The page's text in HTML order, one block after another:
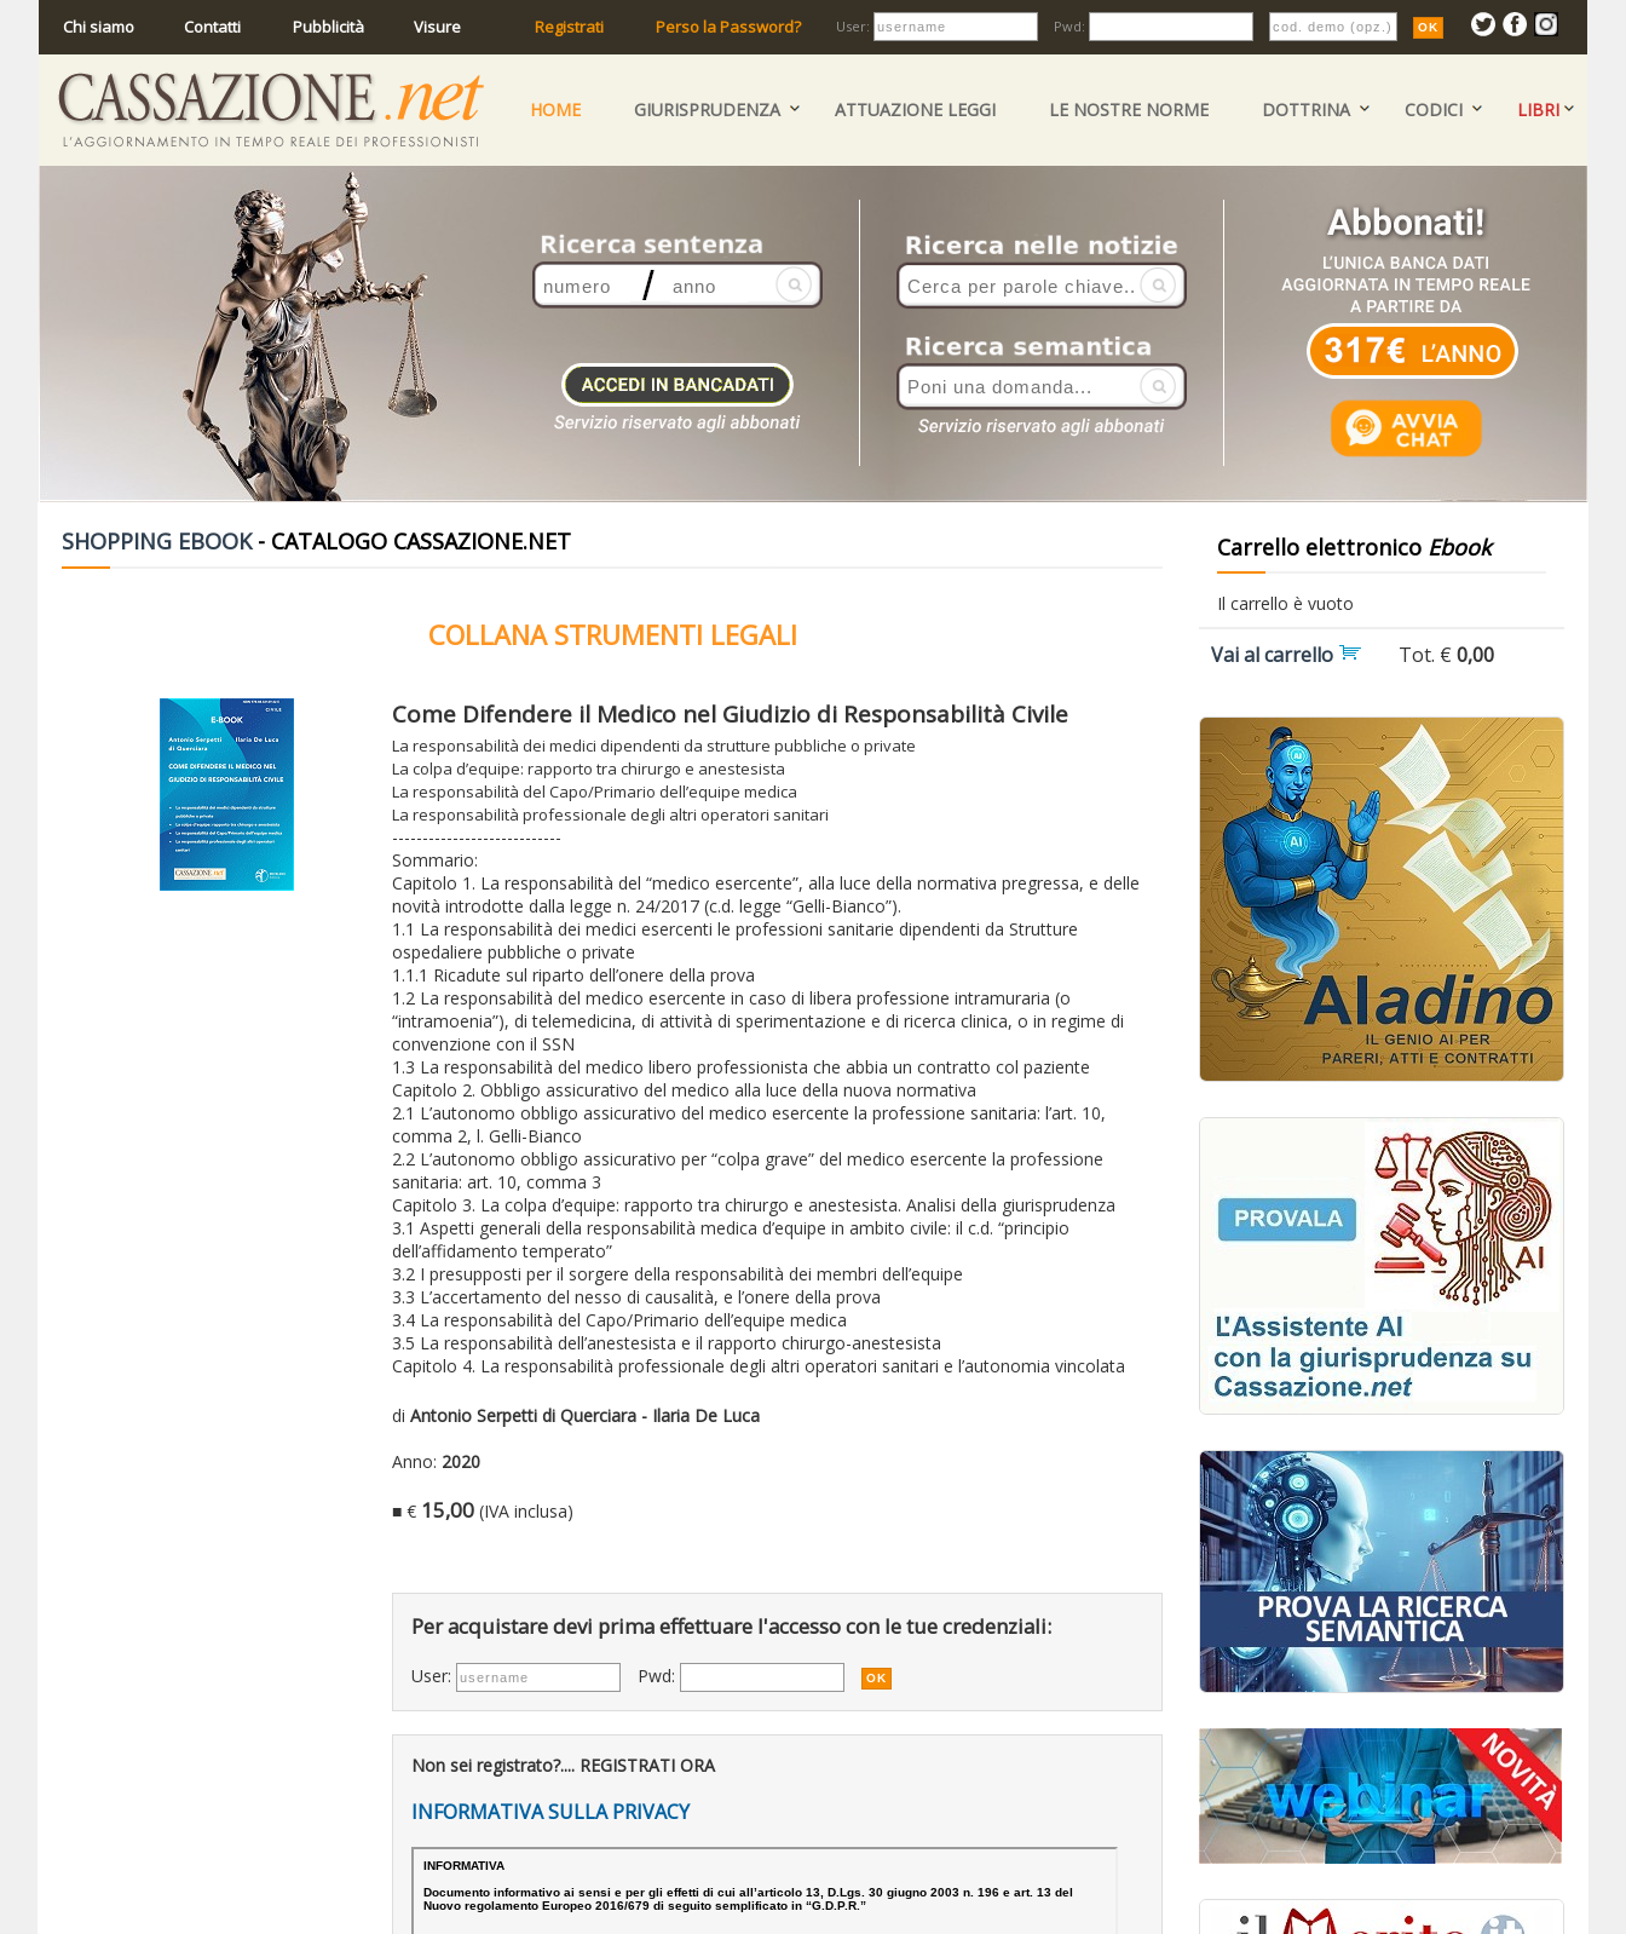
Chi siamo Contatti Pubblicità Visure Registrati Perso la Password? User: Pwd:
HOME GIURISPRUDENZA ATTUAZIONE LEGGI LE NOSTRE NORME DOTTRINA CODICI LIBRI
SHOPPING EBOOK- CATALOGO CASSAZIONE.NET
COLLANA STRUMENTI LEGALI
Come Difendere il Medico nel Giudizio di Responsabilità Civile
La responsabilità dei medici dipendenti da strutture pubbliche o private
La colpa d’equipe: rapporto tra chirurgo e anestesista
La responsabilità del Capo/Primario dell’equipe medica
La responsabilità professionale degli altri operatori sanitari
----------------------------
Sommario:
Capitolo 1. La responsabilità del “medico esercente”, alla luce della normativa pregressa, e delle
novità introdotte dalla legge n. 24/2017 (c.d. legge “Gelli-Bianco”).
1.1 La responsabilità dei medici esercenti le professioni sanitarie dipendenti da Strutture
ospedaliere pubbliche o private
1.1.1 Ricadute sul riparto dell’onere della prova
1.2 La responsabilità del medico esercente in caso di libera professione intramuraria (o
“intramoenia”), di telemedicina, di attività di sperimentazione e di ricerca clinica, o in regime di
convenzione con il SSN
1.3 La responsabilità del medico libero professionista che abbia un contratto col paziente
Capitolo 2. Obbligo assicurativo del medico alla luce della nuova normativa
2.1 L’autonomo obbligo assicurativo del medico esercente la professione sanitaria: l’art. 10,
comma 2, l. Gelli-Bianco
2.2 L’autonomo obbligo assicurativo per “colpa grave” del medico esercente la professione
sanitaria: art. 10, comma 3
Capitolo 3. La colpa d’equipe: rapporto tra chirurgo e anestesista. Analisi della giurisprudenza
3.1 Aspetti generali della responsabilità medica d’equipe in ambito civile: il c.d. “principio
dell’affidamento temperato”
3.2 I presupposti per il sorgere della responsabilità dei membri dell’equipe
3.3 L’accertamento del nesso di causalità, e l’onere della prova
3.4 La responsabilità del Capo/Primario dell’equipe medica
3.5 La responsabilità dell’anestesista e il rapporto chirurgo-anestesista
Capitolo 4. La responsabilità professionale degli altri operatori sanitari e l’autonomia vincolata
di Antonio Serpetti di Querciara - Ilaria De Luca
Anno: 2020
■ € 15,00 (IVA inclusa)
Per acquistare devi prima effettuare l'accesso con le tue credenziali:
User: Pwd:
Non sei registrato?.... REGISTRATI ORA
INFORMATIVA SULLA PRIVACY
Carrello elettronico Ebook
Il carrello è vuoto
Vai al carrello Tot. € 0,00